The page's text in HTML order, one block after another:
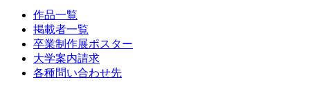
作品一覧
掲載者一覧
卒業制作展ポスター
大学案内請求
各種問い合わせ先